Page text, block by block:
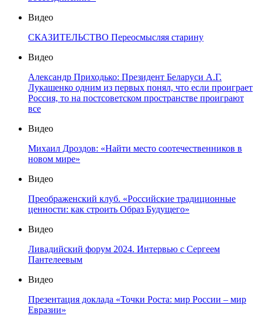
Видео
СКАЗИТЕЛЬСТВО Переосмысляя старину
Видео
Александр Приходько: Президент Беларуси А.Г.
Лукашенко одним из первых понял, что если проиграет
Россия, то на постсоветском пространстве проиграют
все
Видео
Михаил Дроздов: «Найти место соотечественников в
новом мире»
Видео
Преображенский клуб. «Российские традиционные
ценности: как строить Образ Будущего»
Видео
Ливадийский форум 2024. Интервью с Сергеем
Пантелеевым
Видео
Презентация доклада «Точки Роста: мир России – мир
Евразии»